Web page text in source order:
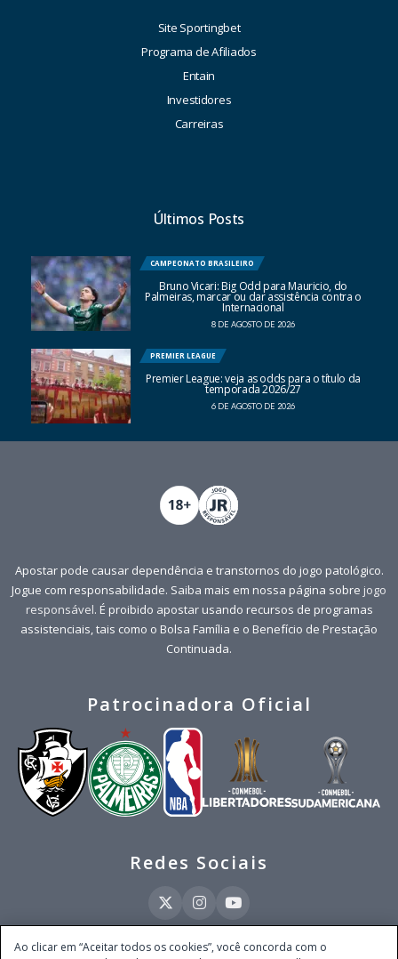
Site Sportingbet
Programa de Afiliados
Entain
Investidores
Carreiras
Últimos Posts
CAMPEONATO BRASILEIRO
Bruno Vicari: Big Odd para Mauricio, do
Palmeiras, marcar ou dar assistência contra o
Internacional
8 DE AGOSTO DE 2026
PREMIER LEAGUE
Premier League: veja as odds para o título da
temporada 2026/27
6 DE AGOSTO DE 2026
Apostar pode causar dependência e transtornos do jogo patológico.
Jogue com responsabilidade. Saiba mais em nossa página sobre jogo
responsável. É proibido apostar usando recursos de programas
assistenciais, tais como o Bolsa Família e o Benefício de Prestação
Continuada.
Patrocinadora Oficial
Redes Sociais
Ao clicar em “Aceitar todos os cookies”, você concorda com o